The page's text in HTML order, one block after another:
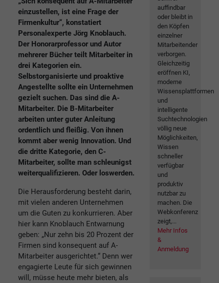
einzustellen, ist eine Frage der
Firmenkultur“, konstatiert
Personalexperte Jörg Knoblauch.
Der Honorarprofessor und Autor
mehrerer Bücher teilt Mitarbeiter in
drei Kategorien ein.
Selbstorganisierte und proaktive
Angestellte sollte ein Unternehmen
gezielt suchen. Das sind die A-
Mitarbeiter. Die B-Mitarbeiter
arbeiten unter guter Anleitung
ordentlich und fleißig. Von ihnen
kommt aber wenig Innovation. Und
die dritte Kategorie, den C-
Mitarbeiter, sollte man schleunigst
weiterqualifizieren. Oder loswerden.
Die Herausforderung besteht darin,
mit vielen anderen Unternehmen
um die Guten zu konkurrieren. Aber
hier kann Knoblauch Entwarnung
geben: „Nur zehn bis 20 Prozent der
Firmen sind konsequent auf A-
Mitarbeiter ausgerichtet.“ Denn wer
engagierte Leute für sich gewinnen
will, müsse heute mehr bieten, als
auffindbar
oder bleibt in
den Köpfen
einzelner
Mitarbeitender
verborgen.
Gleichzeitig
eröffnen KI,
moderne
Wissensplattformen
und
intelligente
Suchtechnologien
völlig neue
Möglichkeiten,
Wissen
schneller
verfügbar
und
produktiv
nutzbar zu
machen. Die
Webkonferenz
zeigt,...
Mehr Infos
&
Anmeldung